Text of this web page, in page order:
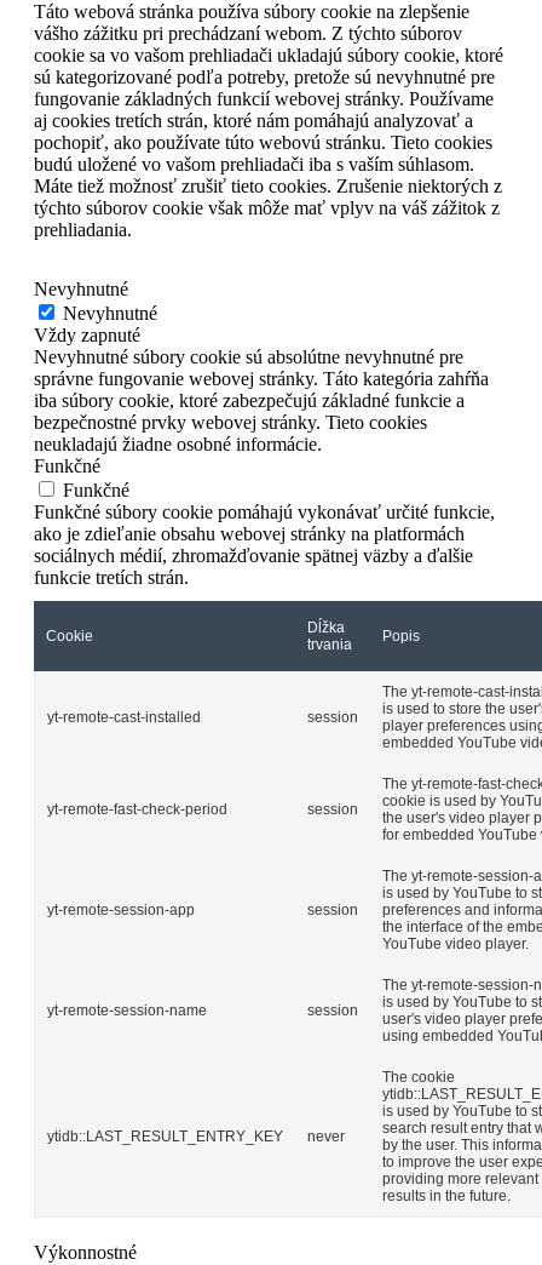
Táto webová stránka používa súbory cookie na zlepšenie
vášho zážitku pri prechádzaní webom. Z týchto súborov
cookie sa vo vašom prehliadači ukladajú súbory cookie, ktoré
sú kategorizované podľa potreby, pretože sú nevyhnutné pre
fungovanie základných funkcií webovej stránky. Používame
aj cookies tretích strán, ktoré nám pomáhajú analyzovať a
pochopiť, ako používate túto webovú stránku. Tieto cookies
budú uložené vo vašom prehliadači iba s vaším súhlasom.
Máte tiež možnosť zrušiť tieto cookies. Zrušenie niektorých z
týchto súborov cookie však môže mať vplyv na váš zážitok z
prehliadania.
Nevyhnutné
Nevyhnutné
Vždy zapnuté
Nevyhnutné súbory cookie sú absolútne nevyhnutné pre
správne fungovanie webovej stránky. Táto kategória zahŕňa
iba súbory cookie, ktoré zabezpečujú základné funkcie a
bezpečnostné prvky webovej stránky. Tieto cookies
neukladajú žiadne osobné informácie.
Funkčné
Funkčné
Funkčné súbory cookie pomáhajú vykonávať určité funkcie,
ako je zdieľanie obsahu webovej stránky na platformách
sociálnych médií, zhromažďovanie spätnej väzby a ďalšie
funkcie tretích strán.
Cookie
Dĺžka
trvania
Popis
yt-remote-cast-installed session
The yt-remote-cast-
is used to store the
player preferences
embedded YouTube
yt-remote-fast-check-period session
The yt-remote-fast-
cookie is used by
the user's video player
for embedded YouTube
yt-remote-session-app session
The yt-remote-session-
is used by YouTube to
preferences and
the interface of the
YouTube video player.
yt-remote-session-name session
The yt-remote-session-
is used by YouTube to
user's video player
using embedded
ytidb::LAST_RESULT_ENTRY_KEY never
The cookie
is used by YouTube to
search result entry that
by the user. This
to improve the user
providing more relevant
results in the future.
Výkonnostné